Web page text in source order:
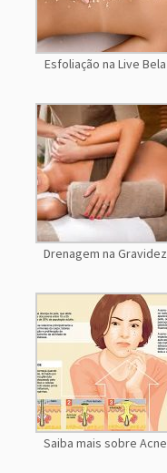
Esfoliação na Live Bela
Drenagem na Gravidez
Saiba mais sobre Acne